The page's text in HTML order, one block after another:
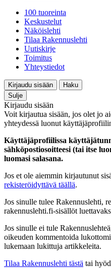
100 tuoreinta
Keskustelut
Näköislehti
Tilaa Rakennuslehti
Uutiskirje
Toimitus
Yhteystiedot
Kirjaudu sisään
Haku
Sulje
Kirjaudu sisään
Voit kirjautua sisään, jos olet jo
yhteydessä luonut
Käyttäjäprofiilissa
sähköpostiosoitteesi (tai itse
luomasi salasana.
Jos et ole aiemmin kirjautunut
rekisteröidyttävä täällä.
Jos sinulle tulee Rakennuslehti,
rakennuslehti.fi-sisällöt
Jos sinulle ei tule
oikeuden kommentoida
lukemaan lukittuja artikkeleita.
Tilaa Rakennuslehti tästä tai